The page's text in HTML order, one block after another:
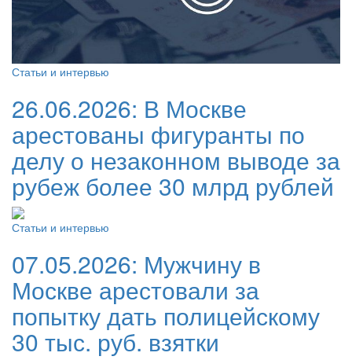
Статьи и интервью
26.06.2026: В Москве
арестованы фигуранты по
делу о незаконном выводе за
рубеж более 30 млрд рублей
Статьи и интервью
07.05.2026: Мужчину в
Москве арестовали за
попытку дать полицейскому
30 тыс. руб. взятки